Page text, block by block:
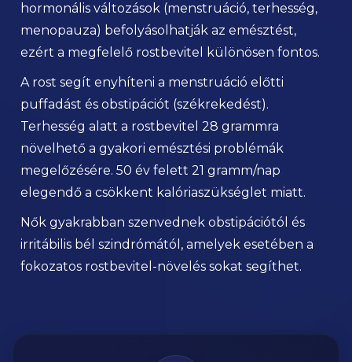
hormonális változások (menstruáció, terhesség,
menopauza) befolyásolhatják az emésztést,
ezért a megfelelő rostbevitel különösen fontos.
A rost segít enyhíteni a menstruáció előtti
puffadást és obstipációt (székrekedést).
Terhesség alatt a rostbevitel 28 grammra
növelhető a gyakori emésztési problémák
megelőzésére. 50 év felett 21 gramm/nap
elegendő a csökkent kalóriaszükséglet miatt.
Nők gyakrabban szenvednek obstipációtól és
irritábilis bél szindrómától, amelyek esetében a
fokozatos rostbevitel-növelés sokat segíthet.